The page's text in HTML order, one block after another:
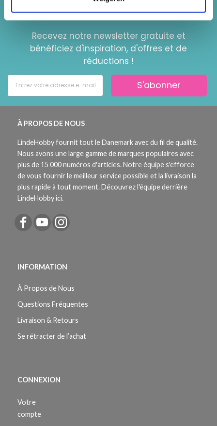
Économisez jusqu'à 50%
Recevez notre newsletter gratuite et
bénéficiez d'inspiration, d'offres et de
réductions !
S'abonner
À PROPOS DE NOUS
LindeHobby fournit tout le Danemark avec du fil de qualité.
Nous avons une large gamme de marques populaires avec
plus de 15 000 numéros d'articles. Notre équipe s'efforce
de vous fournir le meilleur service possible et la livraison la
plus rapide à tout moment. Découvrez l'équipe derrière
LindeHobby ici.
INFORMATION
À Propos de Nous
Questions Fréquentes
Livraison & Retours
Se rétracter de l’achat
CONNEXION
Votre
compte